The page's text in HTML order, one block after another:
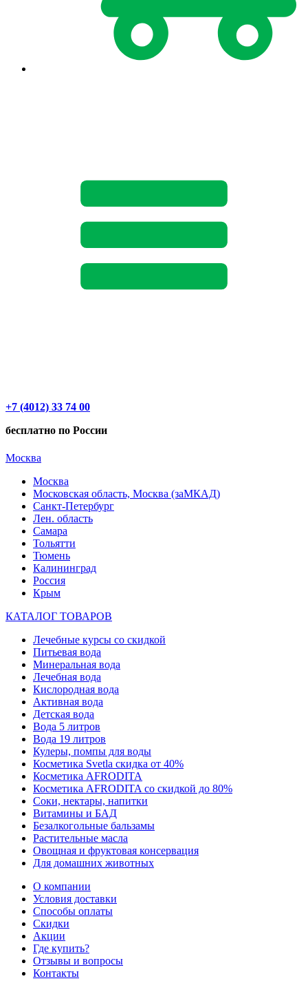
+7 (4012) 33 74 00
бесплатно по России
Москва
Москва
Московская область, Москва (заМКАД)
Санкт-Петербург
Лен. область
Самара
Тольятти
Тюмень
Калининград
Россия
Крым
КАТАЛОГ ТОВАРОВ
Лечебные курсы со скидкой
Питьевая вода
Минеральная вода
Лечебная вода
Кислородная вода
Активная вода
Детская вода
Вода 5 литров
Вода 19 литров
Кулеры, помпы для воды
Косметика Svetla скидка от 40%
Косметика AFRODITA
Косметика AFRODITA со скидкой до 80%
Соки, нектары, напитки
Витамины и БАД
Безалкогольные бальзамы
Растительные масла
Овощная и фруктовая консервация
Для домашних животных
О компании
Условия доставки
Способы оплаты
Скидки
Акции
Где купить?
Отзывы и вопросы
Контакты